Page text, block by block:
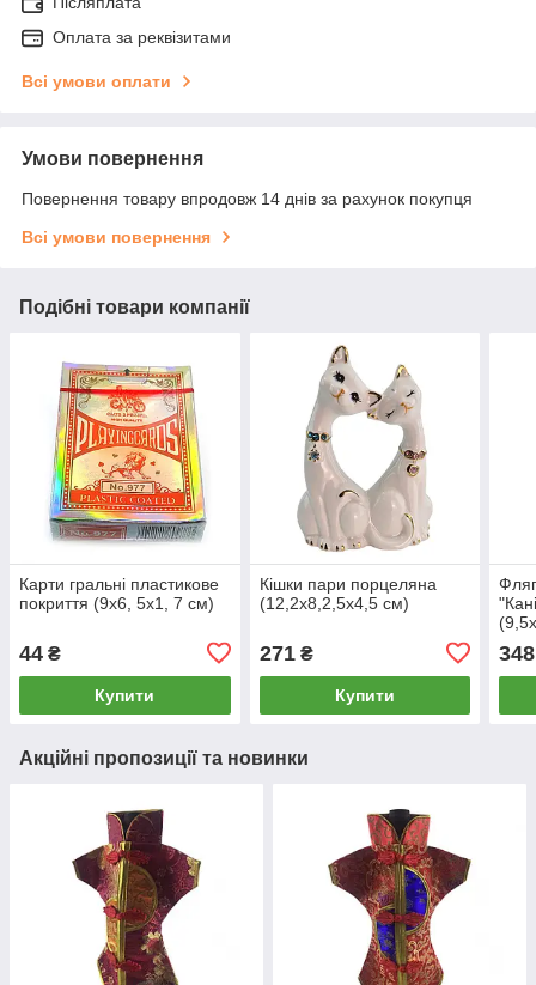
Оплата за реквізитами
Всі умови оплати
Умови повернення
Повернення товару впродовж 14 днів за рахунок покупця
Всі умови повернення
Подібні товари компанії
Карти гральні пластикове
покриття (9х6, 5х1, 7 см)
44 ₴
Купити
Кішки пари порцеляна
(12,2х8,2,5х4,5 см)
271₴
Купити
348
Акційні пропозиції та новинки